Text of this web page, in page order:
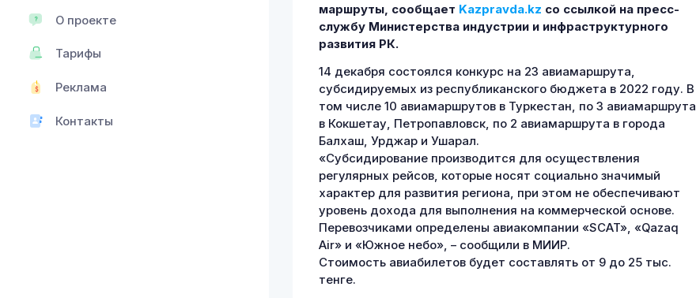
О проекте
Тарифы
Реклама
Контакты
маршруты, сообщает Kazpravda.kz со ссылкой на пресс-
службу Министерства индустрии и инфраструктурного
развития РК.
14 декабря состоялся конкурс на 23 авиамаршрута,
субсидируемых из республиканского бюджета в 2022 году. В
том числе 10 авиамаршрутов в Туркестан, по 3 авиамаршрута
в Кокшетау, Петропавловск, по 2 авиамаршрута в города
Балхаш, Урджар и Ушарал.
«Субсидирование производится для осуществления
регулярных рейсов, которые носят социально значимый
характер для развития региона, при этом не обеспечивают
уровень дохода для выполнения на коммерческой основе.
Перевозчиками определены авиакомпании «SCAT», «Qazaq
Air» и «Южное небо», – сообщили в МИИР.
Стоимость авиабилетов будет составлять от 9 до 25 тыс.
тенге.